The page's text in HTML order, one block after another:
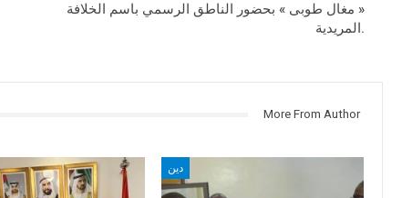
« مغال طوبى » بحضور الناطق الرسمي باسم الخلافة
المريدية.
More From Author
دين